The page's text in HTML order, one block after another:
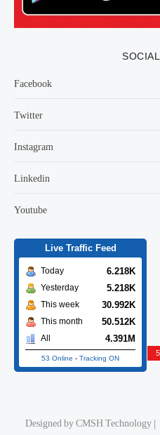
Facebook
Twitter
Instagram
Linkedin
Youtube
Live Traffic Feed
Today 6.218K
Yesterday 5.218K
This week 30.992K
This month 50.512K
All 4.391M
53 Online - Tracking ON
Designed byCMSH Technology|